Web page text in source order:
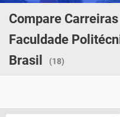
Compare
Faculdade
Brasil
(18)